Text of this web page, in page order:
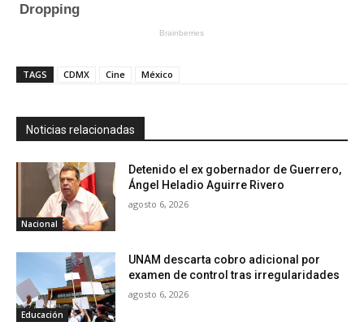
TAGS CDMX Cine México
Noticias relacionadas
Nacional
Detenido el ex gobernador de Guerrero,
Ángel Heladio Aguirre Rivero
agosto 6, 2026
Educación
UNAM descarta cobro adicional por
examen de control tras irregularidades
agosto 6, 2026